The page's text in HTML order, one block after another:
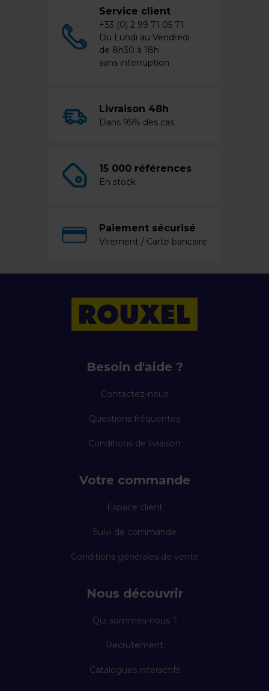
Service client
+33 (0) 2 99 71 05 71
Du Lundi au Vendredi
de 8h30 à 18h
sans interruption
Livraison 48h
Dans 95% des cas
15 000 références
En stock
Paiement sécurisé
Virement / Carte bancaire
Besoin d'aide ?
Contactez-nous
Questions fréquentes
Conditions de livraison
Votre commande
Espace client
Suivi de commande
Conditions générales de vente
Nous découvrir
Qui sommes-nous ?
Recrutement
Catalogues interactifs